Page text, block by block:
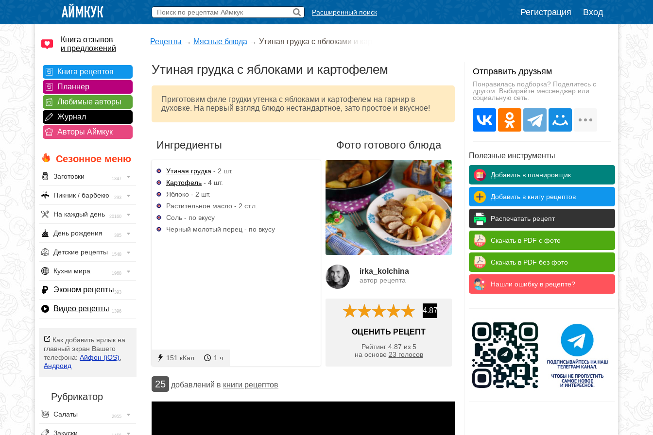
Расширенный поиск Регистрация Вход
Книга отзывов
и предложений
Книга рецептов
Планнер
Любимые авторы
Журнал
Авторы Аймкук
Сезонное меню
Заготовки 1347
Пикник / барбекю 293
На каждый день 20160
День рождения 385
Детские рецепты 1548
Кухни мира 1968
Эконом рецепты393
Видео рецепты 1396
Как добавить ярлык на
главный экран Вашего
телефона: Айфон (iOS)
Андроид
Рубрикатор
Салаты 2955
Закуски
Рецепты → Мясные блюда → Утиная грудка с яблоками и кар
Утиная грудка с яблоками и картофелем
Приготовим филе грудки утенка с яблоками и картофелем на гарнир в
духовке. На первый взгляд блюдо нестандартное, зато простое и вкусное!
Ингредиенты
Утиная грудка - 2 шт.
Картофель - 4 шт.
Яблоко - 2 шт.
Растительное масло - 2 ст.л.
Соль - по вкусу
Черный молотый перец - по вкусу
151 кКал 1 ч.
Фото готового блюда
irka_kolchina
автор рецепта
4.87
ОЦЕНИТЬ РЕЦЕПТ
Рейтинг 4.87 из 5
на основе 23 голосов
25 добавлений в книги рецептов
Отправить друзьям
Понравилась подборка? Поделитесь с
другом. Выбирайте мессенджер или
социальную сеть.
Полезные инструменты
Добавить в планировщик
Добавить в книгу рецептов
Распечатать рецепт
Скачать в PDF с фото
Скачать в PDF без фото
Нашли ошибку в рецепте?